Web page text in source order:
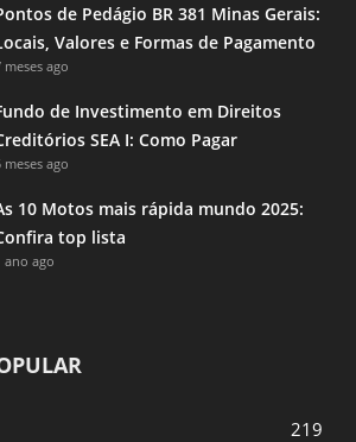
de Pedágio BR 381 Minas Gerais:
Valores e Formas de Pagamento
meses ago
de Investimento em Direitos
SEA I: Como Pagar
meses ago
10 Motos mais rápida mundo 2025:
top lista
ano ago
219